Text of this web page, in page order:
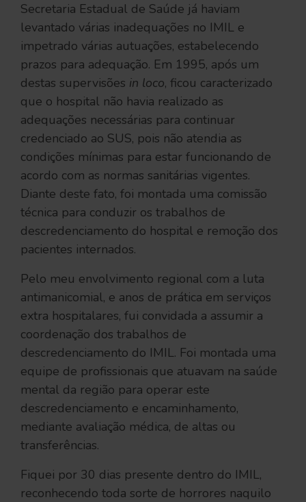
Secretaria Estadual de Saúde já haviam
levantado várias inadequações no IMIL e
impetrado várias autuações, estabelecendo
prazos para adequação. Em 1995, após um
destas supervisões in loco, ficou caracterizado
que o hospital não havia realizado as
adequações necessárias para continuar
credenciado ao SUS, pois não atendia as
condições mínimas para estar funcionando de
acordo com as normas sanitárias vigentes.
Diante deste fato, foi montada uma comissão
técnica para conduzir os trabalhos de
descredenciamento do hospital e remoção dos
pacientes internados.
Pelo meu envolvimento regional com a luta
antimanicomial, e anos de prática em serviços
extra hospitalares, fui convidada a assumir a
coordenação dos trabalhos de
descredenciamento do IMIL. Foi montada uma
equipe de profissionais que atuavam na saúde
mental da região para operar este
descredenciamento e encaminhamento,
mediante avaliação médica, de altas ou
transferências.
Fiquei por 30 dias presente dentro do IMIL,
reconhecendo toda sorte de horrores naquilo